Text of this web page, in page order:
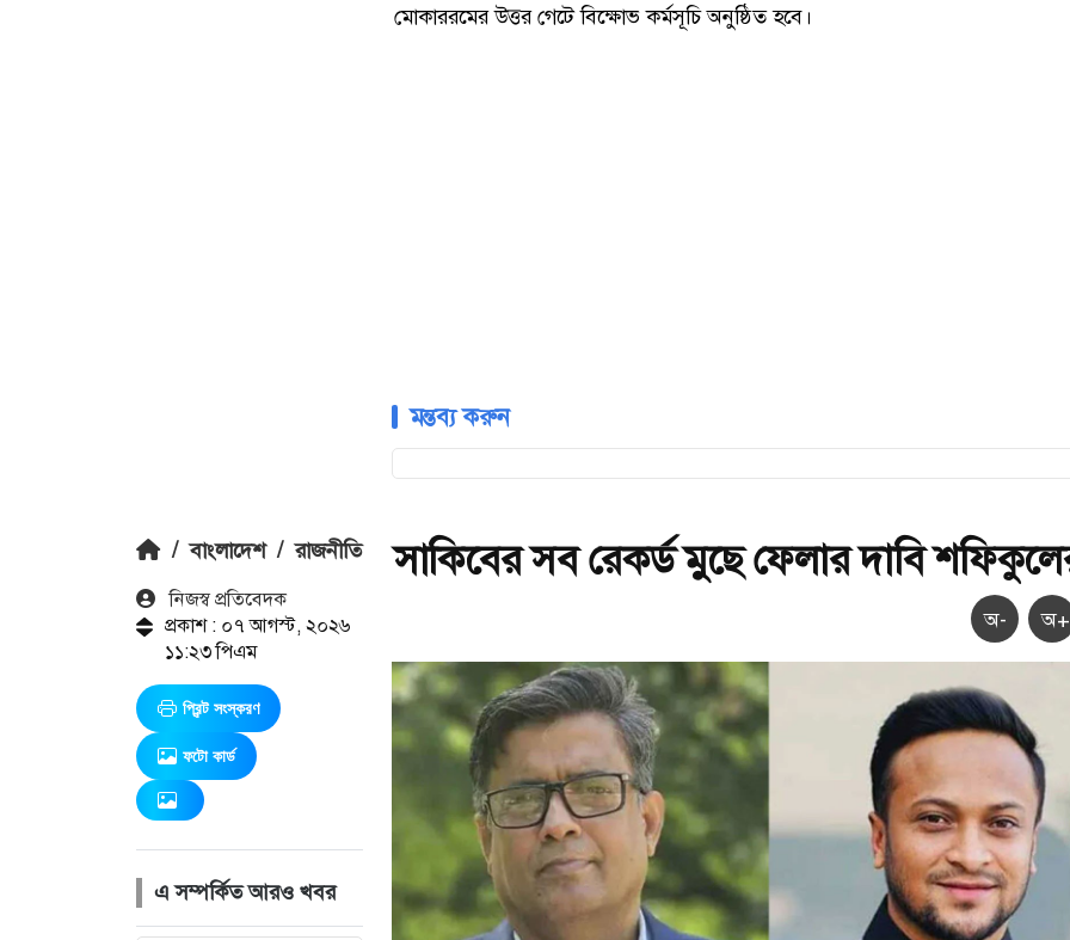
মোকাররমের উত্তর গেটে বিক্ষোভ কর্মসূচি অনুষ্ঠিত হবে।
মন্তব্য করুন
/ বাংলাদেশ / রাজনীতি
নিজস্ব প্রতিবেদক
প্রকাশ : ০৭ আগস্ট, ২০২৬
১১:২৩ পিএম
প্রিন্ট সংস্করণ
ফটো কার্ড
এ সম্পর্কিত আরও খবর
সাকিবের সব রেকর্ড মুছে ফেলার দাবি
অ- অ+